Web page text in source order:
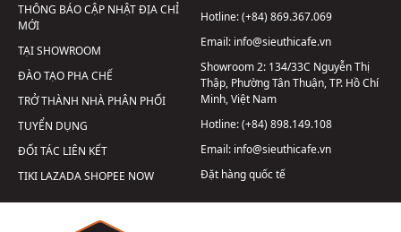
THÔNG BÁO CẬP NHẬT ĐỊA CHỈ
MỚI
TẠI SHOWROOM
ĐÀO TẠO PHA CHẾ
TRỞ THÀNH NHÀ PHÂN PHỐI
TUYỂN DỤNG
ĐỐI TÁC LIÊN KẾT
TIKI LAZADASHOPEE NOW
Hotline:(+84) 869.367.069
Email: info@sieuthicafe.vn
Showroom 2: 134/33C Nguyễn Thị
Thập, Phường Tân Thuận, TP. Hồ Chí
Minh, Việt Nam
Hotline:(+84) 898.149.108
Email: info@sieuthicafe.vn
Đặt hàng quốc tế